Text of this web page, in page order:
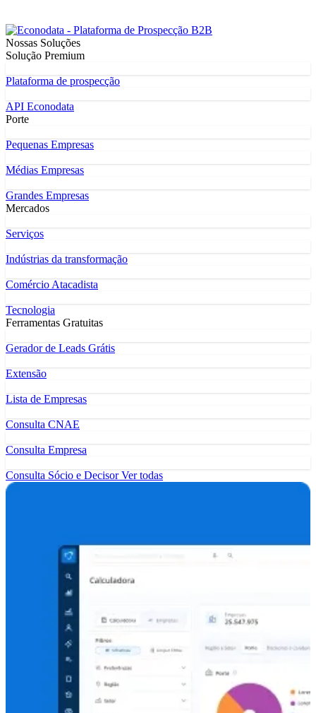
Nossas Soluções
Solução Premium
Plataforma de prospecção
API Econodata
Porte
Pequenas Empresas
Médias Empresas
Grandes Empresas
Mercados
Serviços
Indústrias da transformação
Comércio Atacadista
Tecnologia
Ferramentas Gratuitas
Gerador de Leads Grátis
Extensão
Lista de Empresas
Consulta CNAE
Consulta Empresa
Consulta Sócio e DecisorVer todas